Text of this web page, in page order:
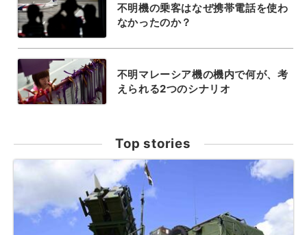
不明機の乗客はなぜ携帯電話を使わ
なかったのか？
不明マレーシア機の機内で何が、考
えられる2つのシナリオ
Top stories